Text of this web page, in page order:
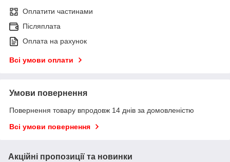
Оплатити частинами
Післяплата
Оплата на рахунок
Всі умови оплати
Умови повернення
Повернення товару впродовж 14 днів за домовленістю
Всі умови повернення
Акційні пропозиції та новинки